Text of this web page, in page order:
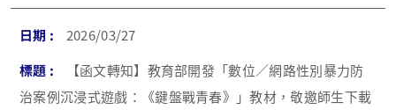
2026/03/27
【函文轉知】教育部開發「數位／網路性別暴力防
治案例沉浸式遊戲：《鍵盤戰青春》」教材，敬邀師生下載